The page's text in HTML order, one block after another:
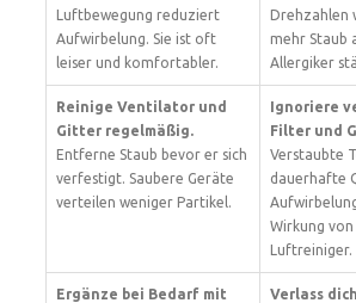
Luftbewegung reduziert
Aufwirbelung. Sie ist oft
leiser und komfortabler.
Drehzahlen
mehr Staub
Allergiker
Reinige Ventilator und
Gitter regelmäßig.
Entferne Staub bevor er sich
verfestigt. Saubere Geräte
verteilen weniger Partikel.
Ignoriere
Filter und
Verstaubte
dauerhafte
Wirkung
Luftreiniger.
Ergänze bei Bedarf mit
Verlass